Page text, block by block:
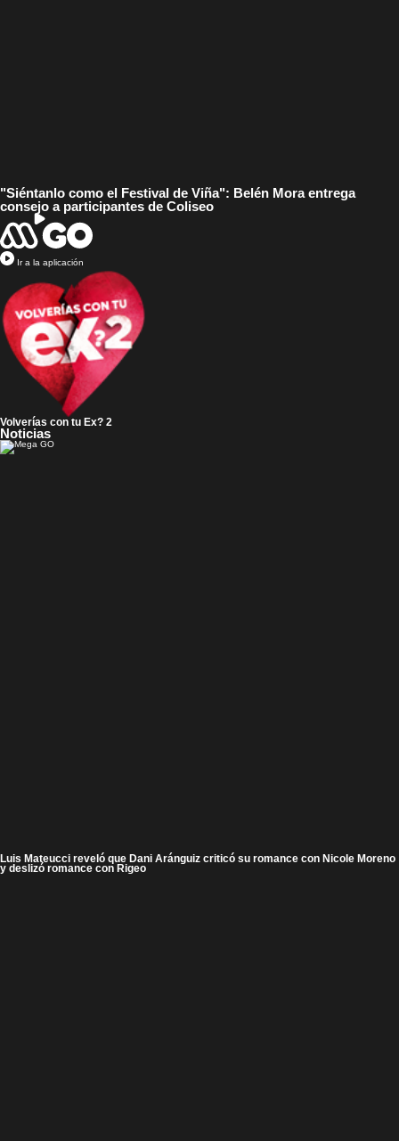
"Siéntanlo como el Festival de Viña": Belén Mora entrega
consejo a participantes de Coliseo
Ir a la aplicación
Volverías con tu Ex? 2
Noticias
Luis Mateucci reveló que Dani Aránguiz criticó su romance con Nicole Moreno
y deslizó romance con Rigeo